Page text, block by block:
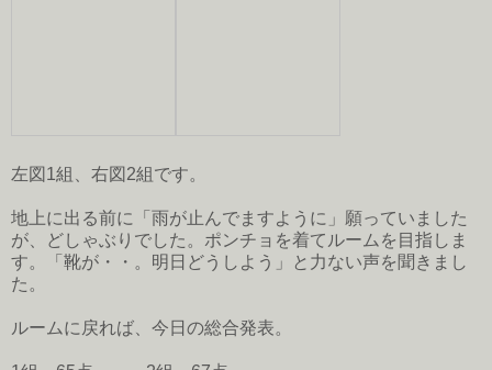
左図1組、右図2組です。
地上に出る前に「雨が止んでますように」願っていました
が、どしゃぶりでした。ポンチョを着てルームを目指しま
す。「靴が・・。明日どうしよう」と力ない声を聞きまし
た。
ルームに戻れば、今日の総合発表。